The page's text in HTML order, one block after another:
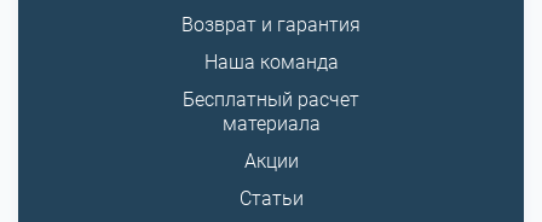
Возврат и гарантия
Наша команда
Бесплатный расчет
материала
Акции
Статьи